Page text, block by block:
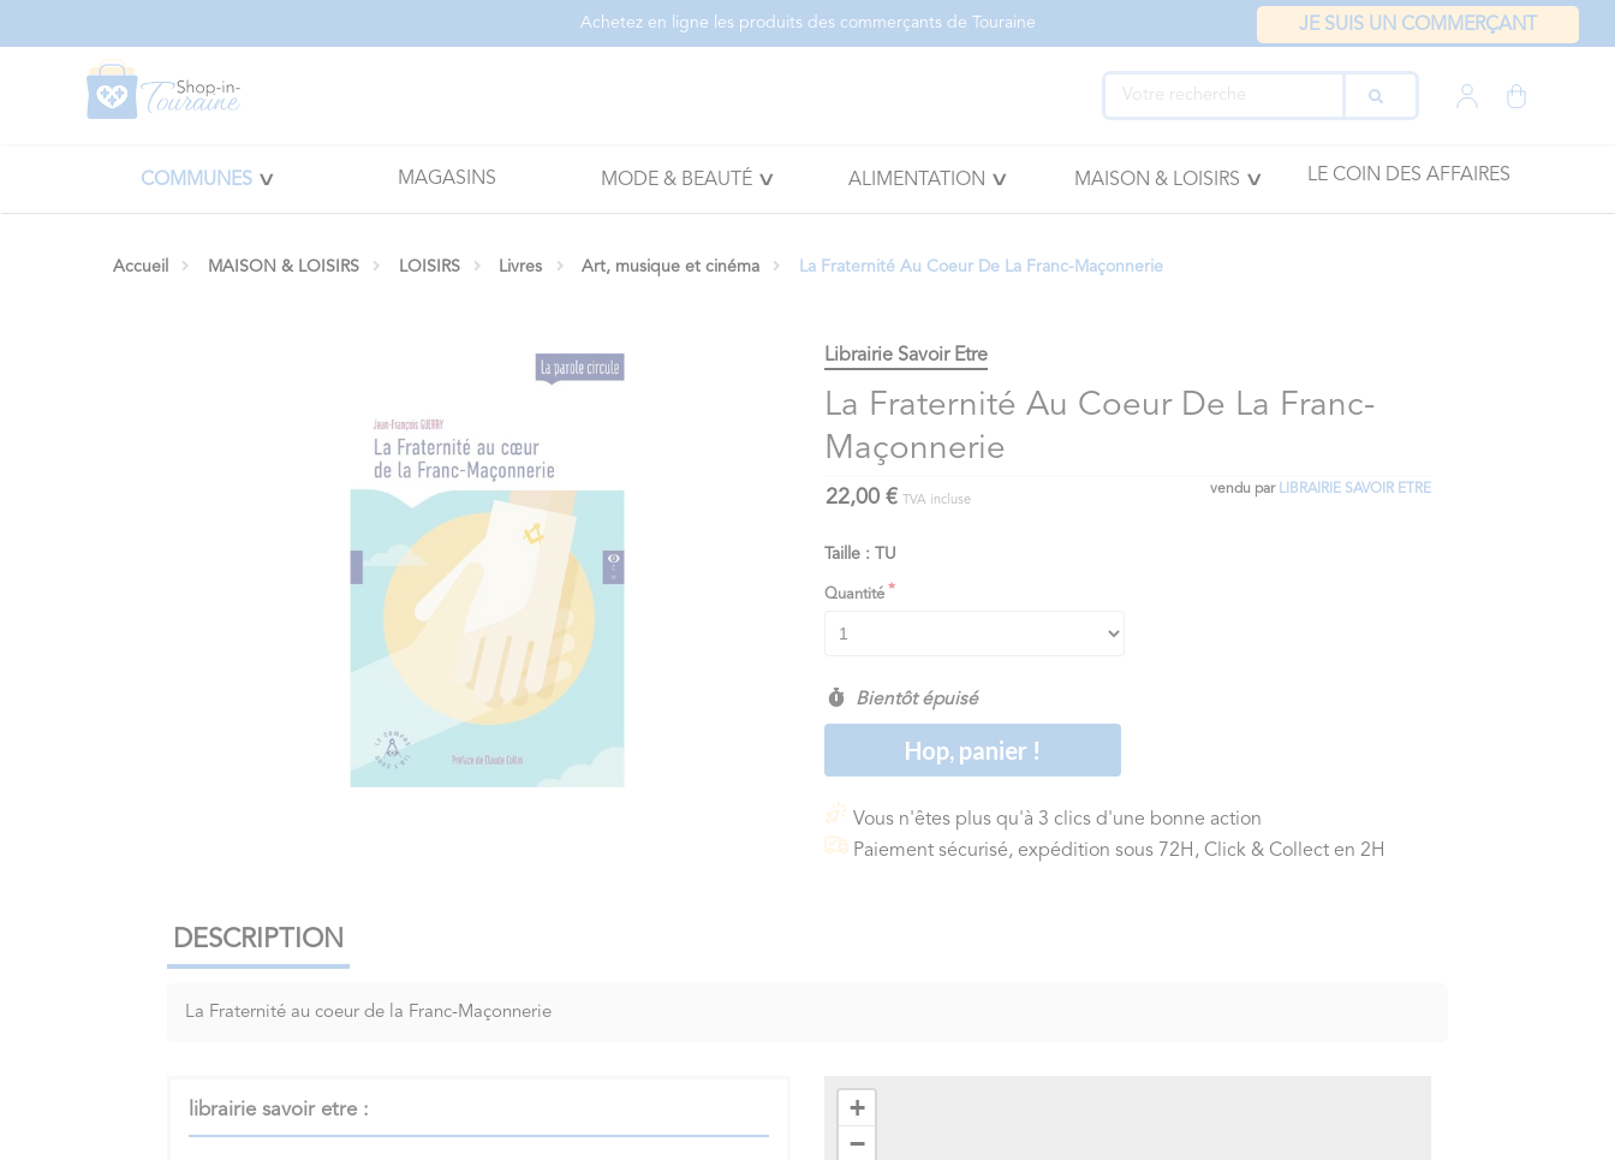
Achetez en ligne les produits des commerçants de Touraine JE SUIS UN COMMERÇANT
COMMUNES MAGASINS MODE & BEAUTÉ ALIMENTATION MAISON & LOISIRS LE COIN DES AFFAIRES
Accueil MAISON & LOISIRS LOISIRS Livres Art, musique et cinéma La Fraternité Au Coeur De La Franc-Maçonnerie
Librairie Savoir Etre
La Fraternité Au Coeur De La Franc-
Maçonnerie
vendu par LIBRAIRIE SAVOIR ETRE
22,00 € TVA incluse
Taille : TU
Quantité
Bientôt épuisé
Hop, panier !
Vous n'êtes plus qu'à 3 clics d'une bonne action
Paiement sécurisé, expédition sous 72H, Click & Collect en 2H
DESCRIPTION
La Fraternité au coeur de la Franc-Maçonnerie
librairie savoir etre :
+
−